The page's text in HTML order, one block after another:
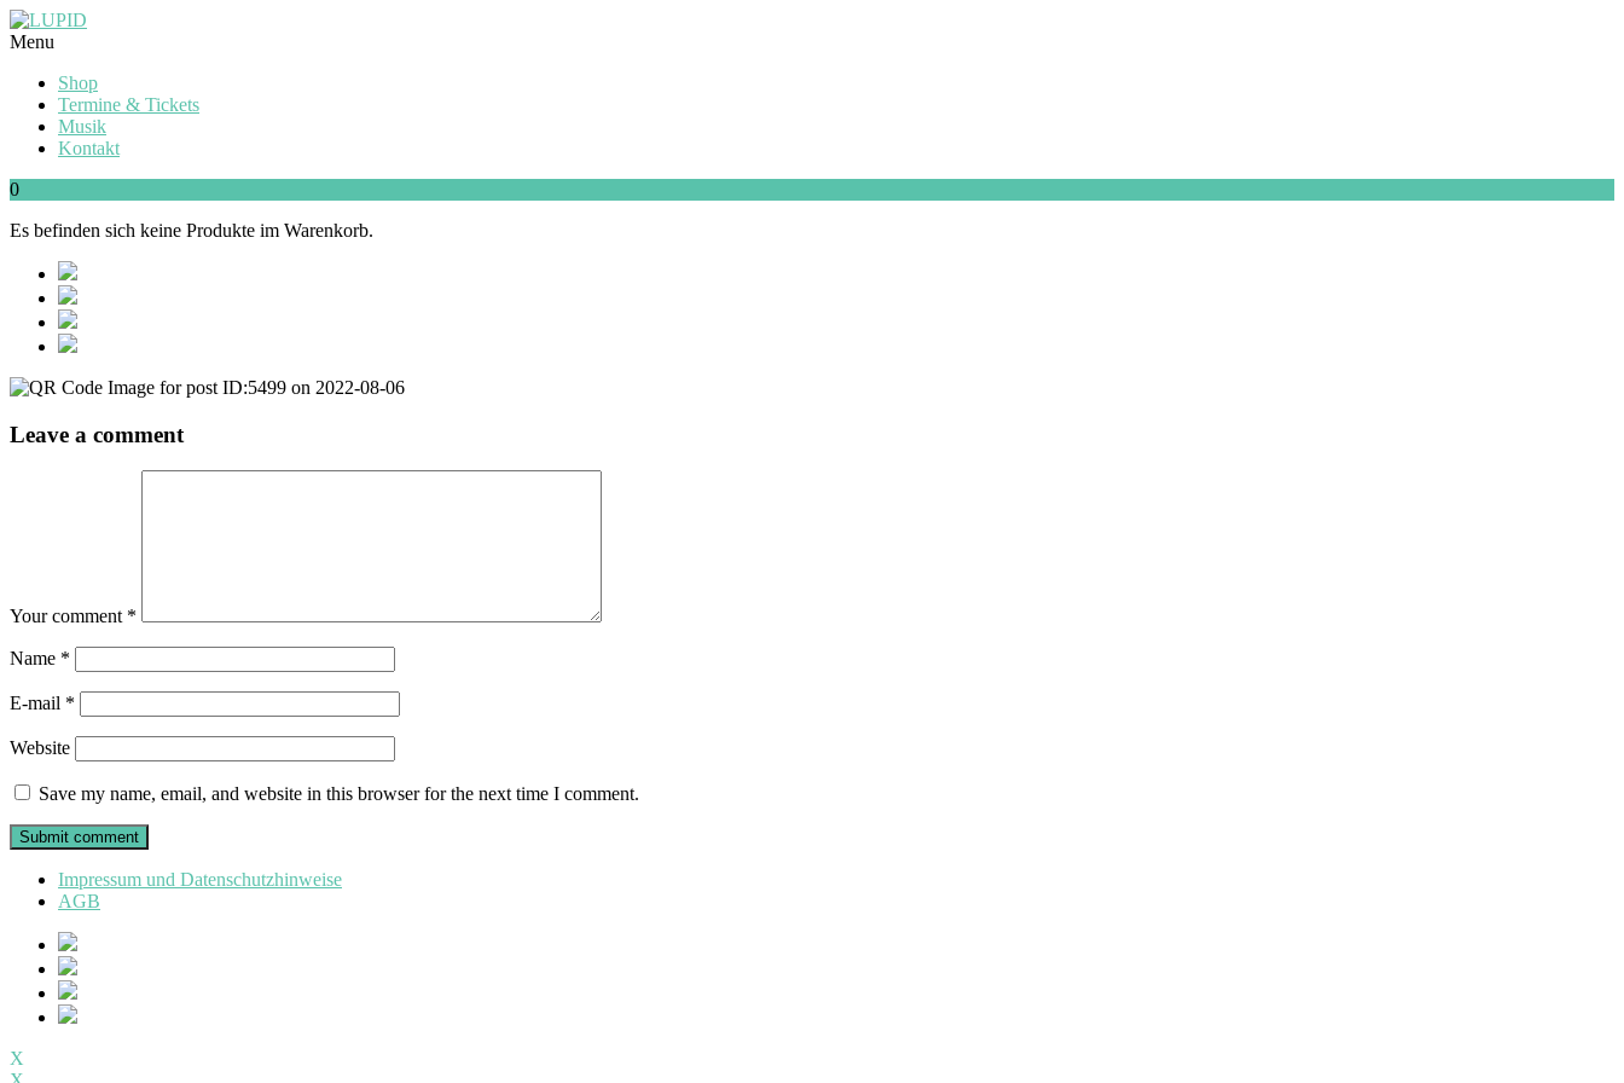
Menu
Shop
Termine & Tickets
Musik
Kontakt
0
Es befinden sich keine Produkte im Warenkorb.
Leave a comment
Your comment *
Name *
E-mail *
Website
Save my name, email, and website in this browser for the next time I comment.
Impressum und Datenschutzhinweise
AGB
X